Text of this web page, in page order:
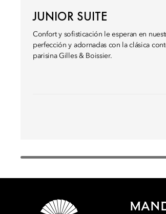
JUNIOR SUITE
Confort y sofisticación le esperan en
perfección y adornadas con la clásica
parisina Gilles & Boissier.